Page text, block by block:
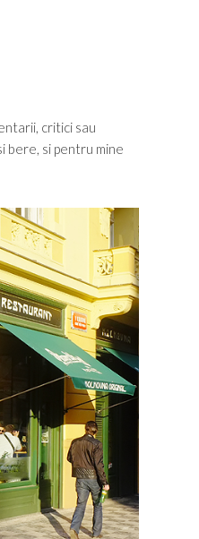
critici sau
bere, si pentru mine